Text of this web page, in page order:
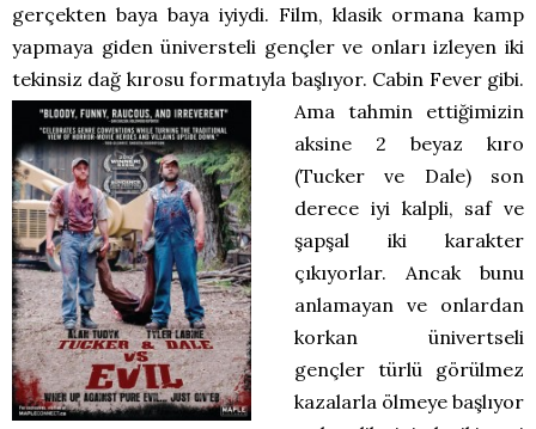
gerçekten baya baya iyiydi. Film, klasik ormana kamp
yapmaya giden üniversteli gençler ve onları izleyen iki
tekinsiz dağ kırosu formatıyla başlıyor. Cabin Fever gibi.
Ama tahmin ettiğimizin
aksine 2 beyaz kıro
(Tucker ve Dale) son
derece iyi kalpli, saf ve
şapşal iki karakter
çıkıyorlar. Ancak bunu
anlamayan ve onlardan
korkan ünivertseli
gençler türlü görülmez
kazalarla ölmeye başlıyor